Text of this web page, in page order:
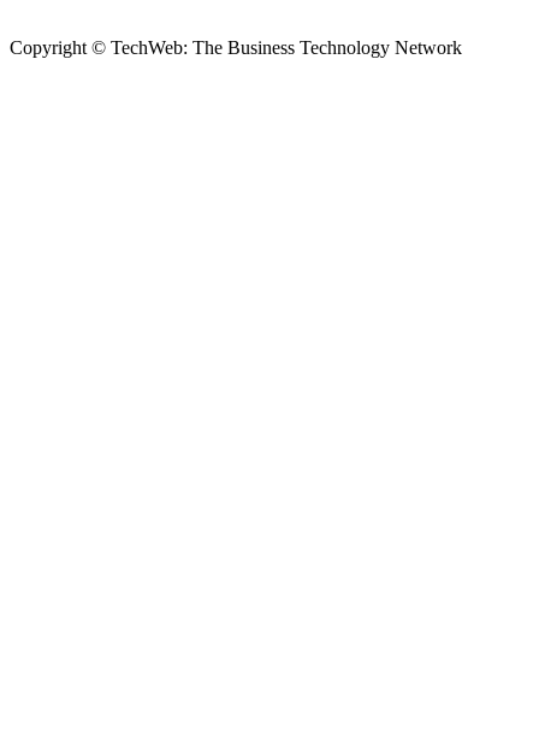
Copyright © TechWeb: The Business Technology Network